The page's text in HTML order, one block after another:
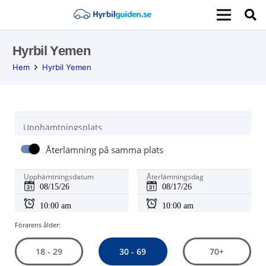
Hyrbil Yemen
Hem Hyrbil Yemen
Upphämtningsplats
Återlämning på samma plats
Upphämtningsdatum Återlämningsdag
Förarens ålder:
18 - 29 30 - 69 70+